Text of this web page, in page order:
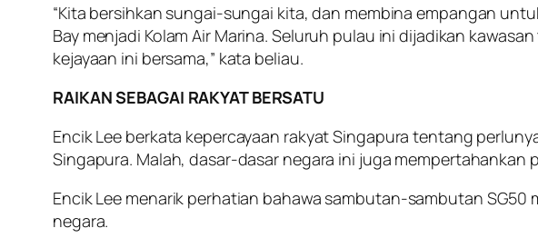
“Kita bersihkan sungai-sungai kita, dan membina empangan
Bay menjadi Kolam Air Marina. Seluruh pulau ini dijadikan
kejayaan ini bersama,” kata beliau.
RAIKAN SEBAGAI RAKYAT BERSATU
Encik Lee berkata kepercayaan rakyat Singapura tentang
Singapura. Malah, dasar-dasar negara ini juga mempertahankan
Encik Lee menarik perhatian bahawa sambutan-sambutan
negara.